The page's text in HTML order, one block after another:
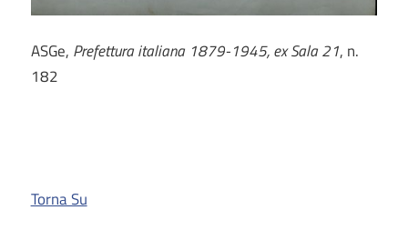
ASGe, Prefettura italiana 1879-1945, ex Sala 21, n.
182
Torna Su